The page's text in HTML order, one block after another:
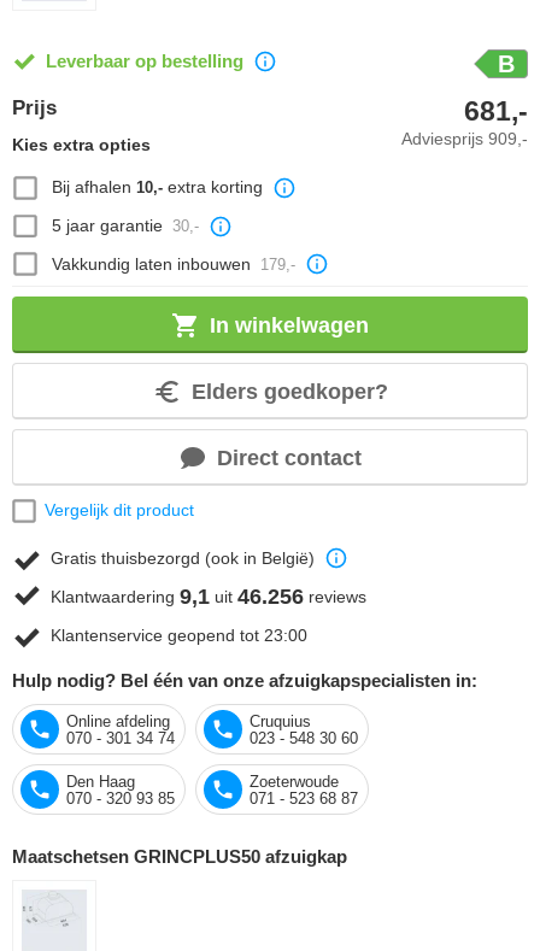
Leverbaar op bestelling B
Prijs
Adviesprijs 909,-
681,-
Kies extra opties
Bij afhalen 10,-extra korting
5 jaar garantie
30,-
Vakkundig laten inbouwen 179,-
In winkelwagen
Elders goedkoper?
Direct contact
Vergelijk dit product
Gratis thuisbezorgd (ook in België)
Klantwaardering 9,1 uit 46.256 reviews
Klantenservice geopend tot 23:00
Hulp nodig? Bel één van onze afzuigkapspecialisten in:
Online afdeling
070 - 301 34 74
Cruquius
023 - 548 30 60
Den Haag
070 - 320 93 85
Zoeterwoude
071 - 523 68 87
Maatschetsen GRINCPLUS50 afzuigkap